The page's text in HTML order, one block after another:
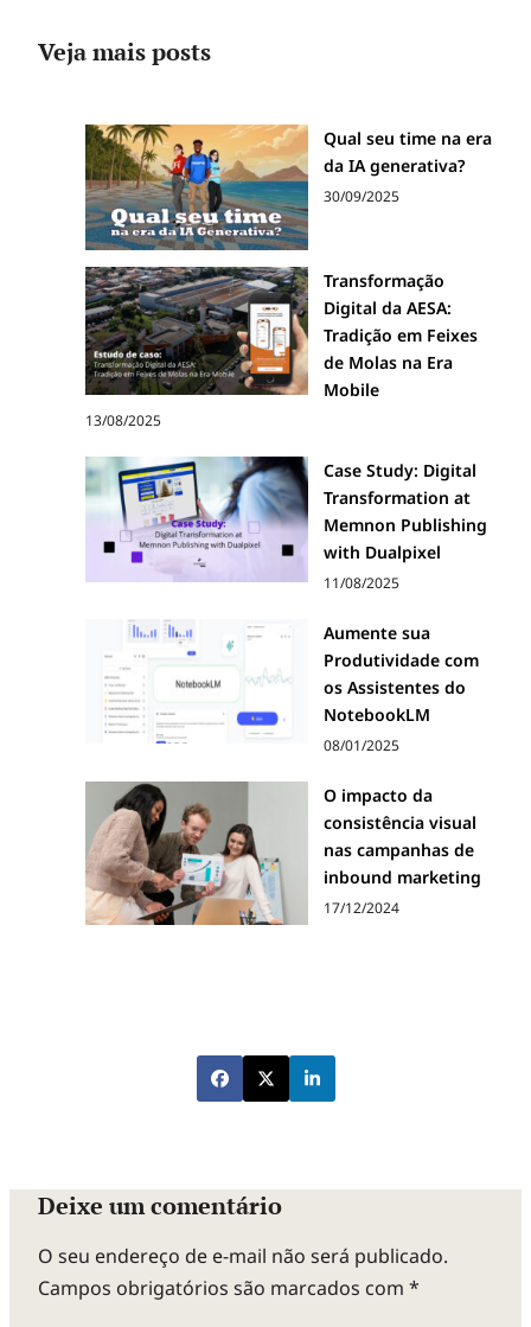
Veja mais posts
Qual seu time na era
da IA generativa?
30/09/2025
Transformação
Digital da AESA:
Tradição em Feixes
de Molas na Era
Mobile
13/08/2025
Case Study: Digital
Transformation at
Memnon Publishing
with Dualpixel
11/08/2025
Aumente sua
Produtividade com
os Assistentes do
NotebookLM
08/01/2025
O impacto da
consistência visual
nas campanhas de
inbound marketing
17/12/2024
Deixe um comentário
O seu endereço de e-mail não será publicado.
Campos obrigatórios são marcados com *